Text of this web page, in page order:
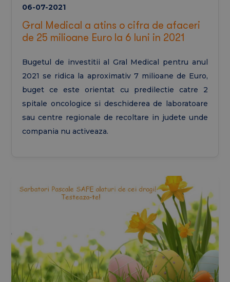
06-07-2021
Gral Medical a atins o cifra de afaceri
de 25 milioane Euro la 6 luni in 2021
Bugetul de investitii al Gral Medical pentru anul
2021 se ridica la aproximativ 7 milioane de Euro,
buget ce este orientat cu predilectie catre 2
spitale oncologice si deschiderea de laboratoare
sau centre regionale de recoltare in judete unde
compania nu activeaza.